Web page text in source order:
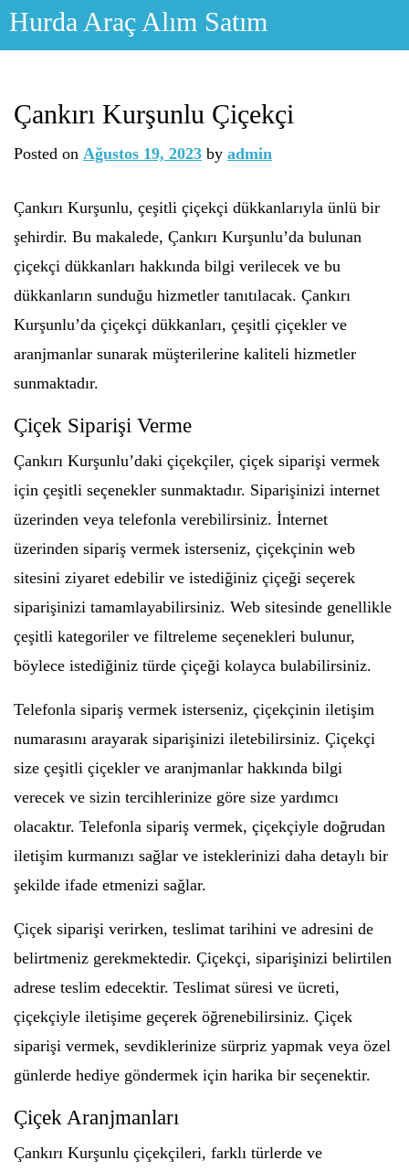
Skip
Hurda Araç Alım Satım
Çankırı Kurşunlu Çiçekçi
Posted on Ağustos 19, 2023 by admin
Çankırı Kurşunlu, çeşitli çiçekçi dükkanlarıyla ünlü bir
şehirdir. Bu makalede, Çankırı Kurşunlu’da bulunan
çiçekçi dükkanları hakkında bilgi verilecek ve bu
dükkanların sunduğu hizmetler tanıtılacak. Çankırı
Kurşunlu’da çiçekçi dükkanları, çeşitli çiçekler ve
aranjmanlar sunarak müşterilerine kaliteli hizmetler
sunmaktadır.
Çiçek Siparişi Verme
Çankırı Kurşunlu’daki çiçekçiler, çiçek siparişi vermek
için çeşitli seçenekler sunmaktadır. Siparişinizi internet
üzerinden veya telefonla verebilirsiniz. İnternet
üzerinden sipariş vermek isterseniz, çiçekçinin web
sitesini ziyaret edebilir ve istediğiniz çiçeği seçerek
siparişinizi tamamlayabilirsiniz. Web sitesinde genellikle
çeşitli kategoriler ve filtreleme seçenekleri bulunur,
böylece istediğiniz türde çiçeği kolayca bulabilirsiniz.
Telefonla sipariş vermek isterseniz, çiçekçinin iletişim
numarasını arayarak siparişinizi iletebilirsiniz. Çiçekçi
size çeşitli çiçekler ve aranjmanlar hakkında bilgi
verecek ve sizin tercihlerinize göre size yardımcı
olacaktır. Telefonla sipariş vermek, çiçekçiyle doğrudan
iletişim kurmanızı sağlar ve isteklerinizi daha detaylı bir
şekilde ifade etmenizi sağlar.
Çiçek siparişi verirken, teslimat tarihini ve adresini de
belirtmeniz gerekmektedir. Çiçekçi, siparişinizi belirtilen
adrese teslim edecektir. Teslimat süresi ve ücreti,
çiçekçiyle iletişime geçerek öğrenebilirsiniz. Çiçek
siparişi vermek, sevdiklerinize sürpriz yapmak veya özel
günlerde hediye göndermek için harika bir seçenektir.
Çiçek Aranjmanları
Çankırı Kurşunlu çiçekçileri, farklı türlerde ve